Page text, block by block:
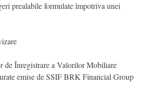
prealabile formulate împotriva unei
de Înregistrare a Valorilor Mobiliare
emise de SSIF BRK Financial Group